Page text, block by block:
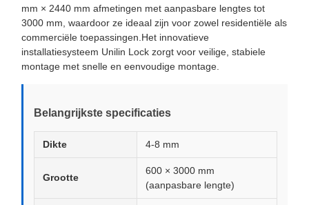
mm × 2440 mm afmetingen met aanpasbare lengtes tot
3000 mm, waardoor ze ideaal zijn voor zowel residentiële als
commerciële toepassingen.Het innovatieve
installatiesysteem Unilin Lock zorgt voor veilige, stabiele
montage met snelle en eenvoudige montage.
Belangrijkste specificaties
Dikte 4-8 mm
Grootte
600 × 3000 mm
(aanpasbare lengte)